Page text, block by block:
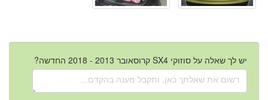
יש לך שאלה על סוזוקי SX4 קרוסאובר 2013 - 2018 החדשה?